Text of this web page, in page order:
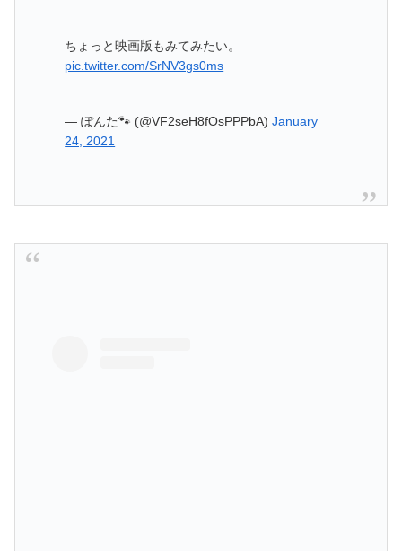
ちょっと映画版もみてみたい。
pic.twitter.com/SrNV3gs0ms
— ぽんた🐾 (@VF2seH8fOsPPPbA)January
24, 2021